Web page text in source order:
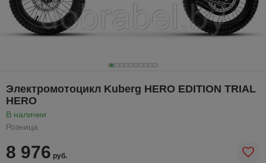
Электромотоцикл Kuberg HERO EDITION TRIAL
HERO
В наличии
Розница
8 976 руб.